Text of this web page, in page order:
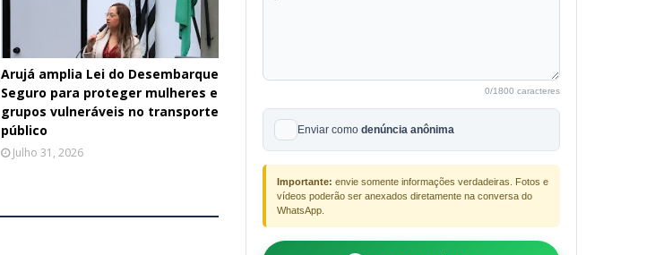
Arujá amplia Lei do Desembarque
Seguro para proteger mulheres e
grupos vulneráveis no transporte
público
Julho 31, 2026
0/1800 caracteres
Enviar como denúncia anônima
Importante: envie somente informações verdadeiras. Fotos e
vídeos poderão ser anexados diretamente na conversa do
WhatsApp.